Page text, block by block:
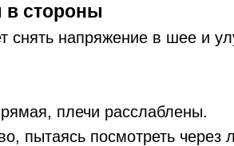
в стороны
снять напряжение в шее и
плечи расслаблены.
пытаясь посмотреть через